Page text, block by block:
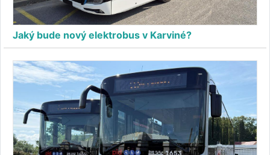
Jaký bude nový elektrobus v Karviné?